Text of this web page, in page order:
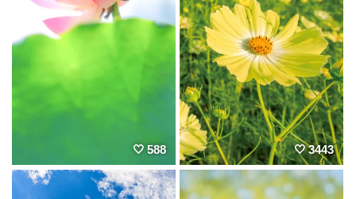
588 3443